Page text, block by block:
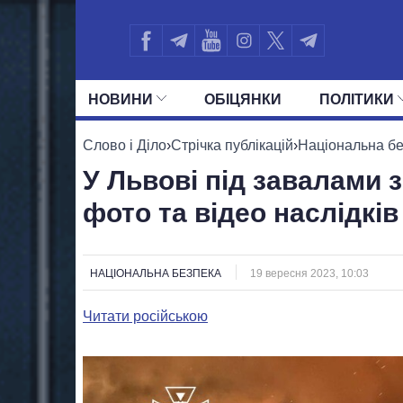
НОВИНИ ОБIЦЯНКИ ПОЛIТИКИ
УСІ ПОЛІТИКИ ПРЕЗИДЕНТ І
Слово і Діло›Стрічка публікацій›Національна
У Львові під завалами
фото та відео
НАЦІОНАЛЬНА БЕЗПЕКА 19 вересня 2023, 10:03
Читати російською